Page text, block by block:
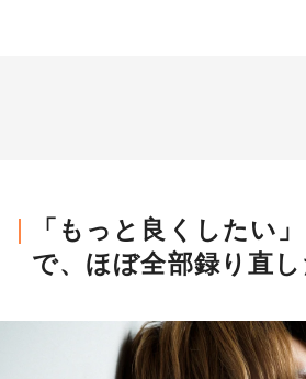
「もっと良くしたい
で、ほぼ全部録り直し